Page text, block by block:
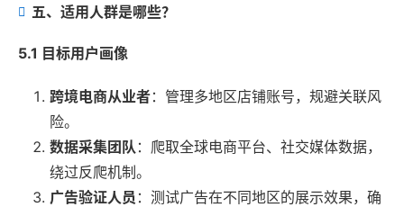
五、适用人群是哪些？
5.1 目标用户画像
跨境电商从业者：管理多地区店铺账号，规避关联风
险。
数据采集团队 ：爬取全球电商平台、社交媒体数据，
绕过反爬机制。
广告验证人员 ：测试广告在不同地区的展示效果，确